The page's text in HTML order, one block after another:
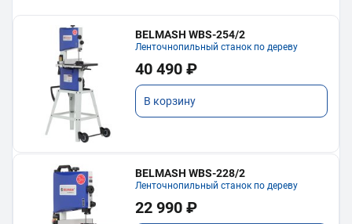
BELMASH WBS-254/2
Ленточнопильный станок по дереву
40 490 ₽
В корзину
BELMASH WBS-228/2
Ленточнопильный станок по дереву
22 990 ₽